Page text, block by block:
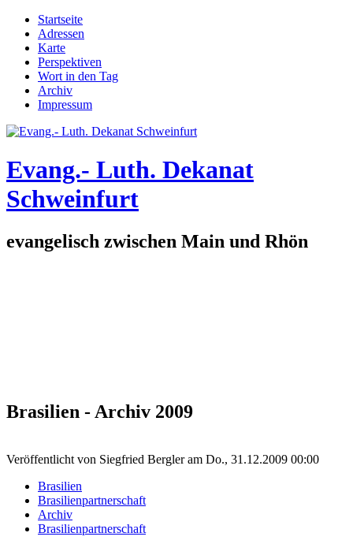
Direkt zum Inhalt
Hauptmenü
Startseite
Adressen
Karte
Perspektiven
Wort in den Tag
Archiv
Impressum
Evang.- Luth. Dekanat
Schweinfurt
evangelisch zwischen Main und Rhön
Brasilien - Archiv 2009
Veröffentlicht von Siegfried Bergleram Do., 31.12.2009 00:00
Brasilien
Brasilienpartnerschaft
Archiv
Brasilienpartnerschaft